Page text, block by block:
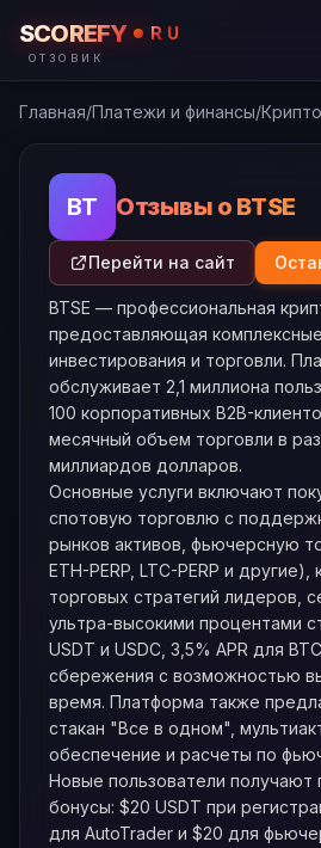
SCOREFY RU
ОТЗОВИК
Главная/Платежи и финансы/
BT Отзывы о BTSE
Перейти на сайт
BTSE — профессиональная
предоставляющая
инвестирования и торговли.
обслуживает 2,1 миллиона
100 корпоративных B2B-
месячный объем торговли в
миллиардов долларов.
Основные услуги включают
спотовую торговлю с
рынков активов, фьючерсную
ETH-PERP, LTC-PERP и другие),
торговых стратегий лидеров,
ультра-высокими процентами
USDT и USDC, 3,5% APR для
сбережения с возможностью
время. Платформа также
стакан "Все в одном",
обеспечение и расчеты по
Новые пользователи получают
бонусы: $20 USDT при
для AutoTrader и $20 для